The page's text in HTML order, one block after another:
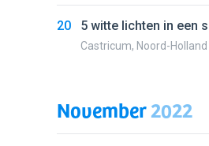
20 5 witte lichten in een
Castricum, Noord-Holland
November2022